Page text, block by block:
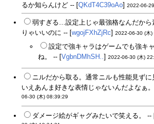
るか知らんけど -- [QKdT4C39oAo] 2022-06-
弱すぎる…設定上じゃ最強格なんだから
りゃいいのに -- [wgojFXhZjRc] 2022-06-30 (木
設定で強キャラはゲームでも強キ
ね。 -- [VgbnDMhSH..] 2022-06-30 (木)
ニルだから取る。通常ニルも性能見ず
いえあんま好きな表情じゃないんだよなぁ
06-30 (木) 08:39:29
ダメージ絵がギャグみたいで笑える。 --